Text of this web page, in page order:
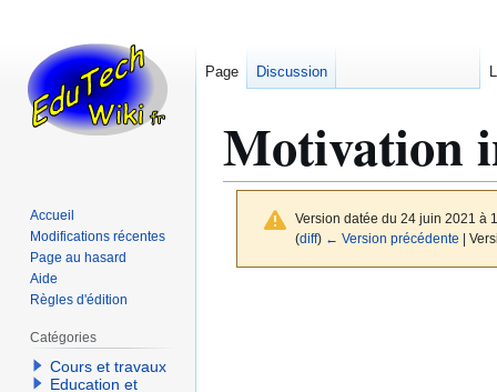
Motivation
Version datée du 24 juin 2021 à
(diff) ← Version précédente |
Page Discussion
Accueil
Modifications récentes
Page au hasard
Aide
Règles d'édition
Catégories
Cours et travaux
Education et